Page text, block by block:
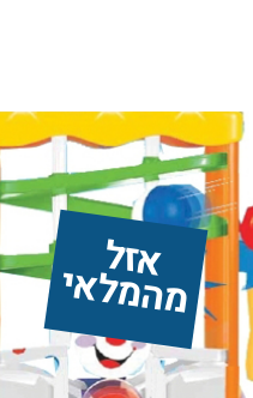
אז
ל
מ
ה
מ
ל
אי